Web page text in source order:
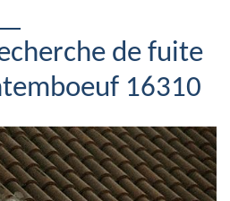
de fuite
16310